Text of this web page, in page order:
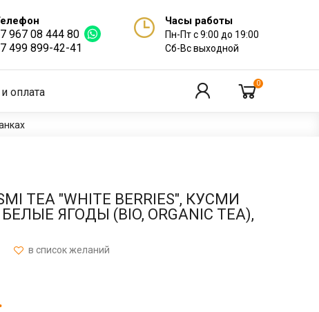
967 08 444 80
499 899-42-41
Часы работы
Пн-Пт с 9:00 до 19:00
Сб-Вс выходной
оплата
0
TEA "WHITE BERRIES", КУСМИ
ЯГОДЫ (BIO, ORGANIC TEA),